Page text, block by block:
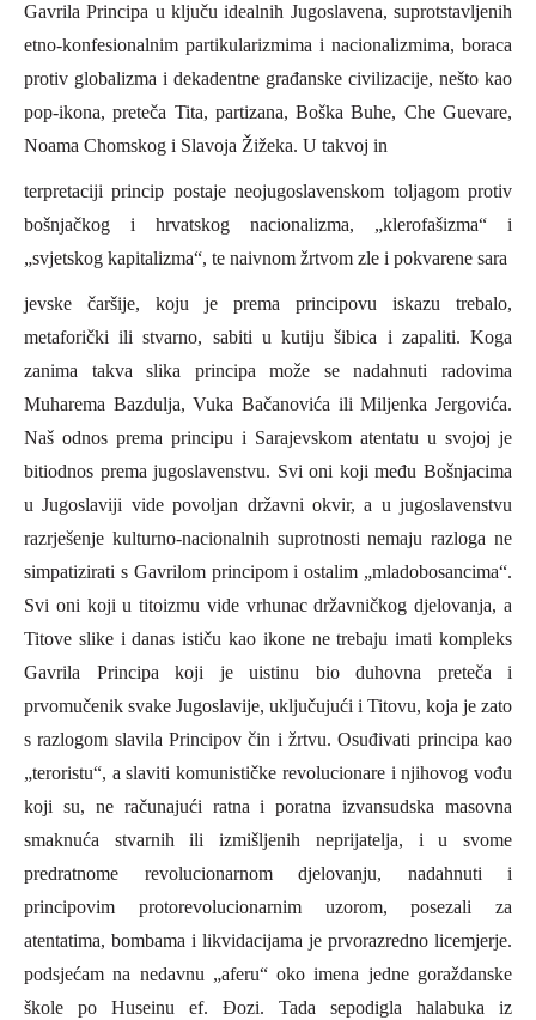
GavrilaPrincipa u ključu idealnih Jugoslavena, suprotstavljenih
etno-konfesionalnim partikularizmima i nacionalizmima, boraca
protiv globalizma i dekadentne građanske civilizacije, nešto kao
pop-ikona, preteča Tita, partizana, Boška Buhe, Che Guevare,
Noama Chomskog i Slavoja Žižeka. U takvoj in
terpretaciji princip postaje neojugoslavenskom toljagom protiv
bošnjačkog i hrvatskog nacionalizma, „klerofašizma“ i
„svjetskog kapitalizma“, te naivnom žrtvom zle i pokvarene sara
jevske čaršije, koju je prema principovu iskazu trebalo,
metaforički ili stvarno, sabiti u kutiju šibica i zapaliti. Koga
zanima takva slika principa može se nadahnuti radovima
Muharema Bazdulja, Vuka Bačanovića ili Miljenka Jergovića.
Naš odnos prema principu i Sarajevskom atentatu u svojoj je
bitiodnos prema jugoslavenstvu. Svi oni koji među Bošnjacima
u Jugoslaviji vide povoljan državni okvir, a u jugoslavenstvu
razrješenje kulturno-nacionalnih suprotnosti nemaju razloga ne
simpatizirati s Gavrilom principom i ostalim „mladobosancima“.
Svi oni koji u titoizmu vide vrhunac državničkog djelovanja, a
Titove slike i danas ističu kao ikone ne trebaju imati kompleks
Gavrila Principa koji je uistinu bio duhovna preteča i
prvomučenik svake Jugoslavije, uključujući i Titovu, koja je zato
s razlogom slavila Principov čin i žrtvu. Osuđivati principa kao
„teroristu“, a slaviti komunističke revolucionare i njihovog vođu
koji su, ne računajući ratna i poratna izvansudska masovna
smaknuća stvarnih ili izmišljenih neprijatelja, i u svome
predratnome revolucionarnom djelovanju, nadahnuti i
principovim protorevolucionarnim uzorom, posezali za
atentatima, bombama i likvidacijama je prvorazredno licemjerje.
podsjećam na nedavnu „aferu“ oko imena jedne goraždanske
škole po Huseinu ef. Đozi. Tada sepodigla halabuka iz